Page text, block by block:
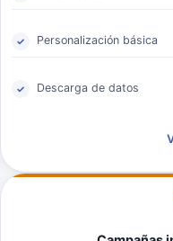
Personalización básica
Descarga de datos